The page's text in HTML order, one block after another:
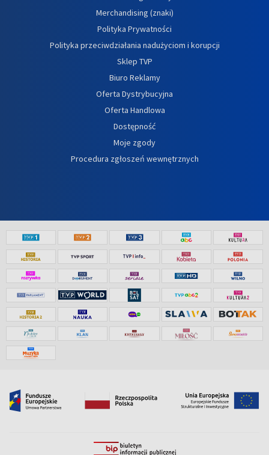
Merchandising (znaki)
Polityka Prywatności
Polityka przeciwdziałania nadużyciom i korupcji
Sklep TVP
Biuro Reklamy
Oferta Dystrybucyjna
Oferta Handlowa
Dostępność
Moje zgody
Procedura zgłoszeń wewnętrznych